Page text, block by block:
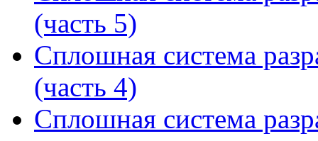
(часть 5)
Сплошная система
(часть 4)
Сплошная система